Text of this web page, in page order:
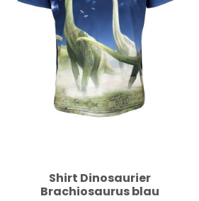
Shirt Dinosaurier
Brachiosaurus blau